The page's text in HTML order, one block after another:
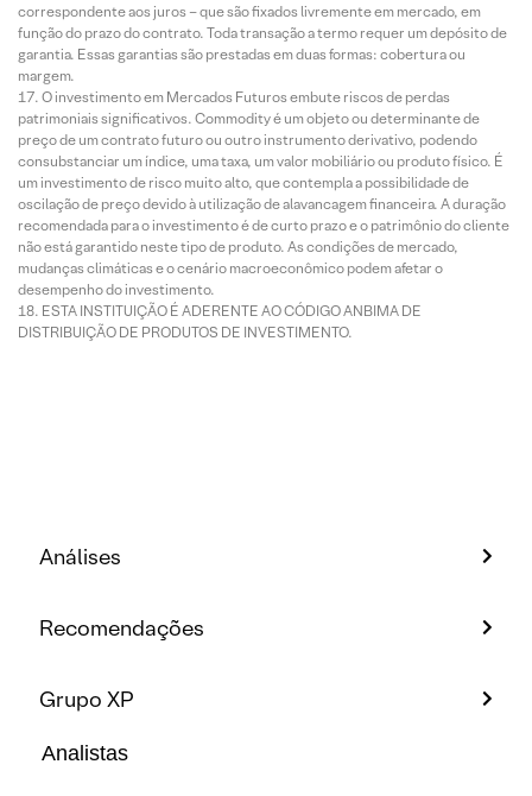
correspondente aos juros – que são fixados livremente em mercado, em
função do prazo do contrato. Toda transação a termo requer um depósito de
garantia. Essas garantias são prestadas em duas formas: cobertura ou
margem.
O investimento em Mercados Futuros embute riscos de perdas
patrimoniais significativos. Commodity é um objeto ou determinante de
preço de um contrato futuro ou outro instrumento derivativo, podendo
consubstanciar um índice, uma taxa, um valor mobiliário ou produto físico. É
um investimento de risco muito alto, que contempla a possibilidade de
oscilação de preço devido à utilização de alavancagem financeira. A duração
recomendada para o investimento é de curto prazo e o patrimônio do cliente
não está garantido neste tipo de produto. As condições de mercado,
mudanças climáticas e o cenário macroeconômico podem afetar o
desempenho do investimento.
ESTA INSTITUIÇÃO É ADERENTE AO CÓDIGO ANBIMA DE
DISTRIBUIÇÃO DE PRODUTOS DE INVESTIMENTO.
Análises
Recomendações
Grupo XP
Analistas